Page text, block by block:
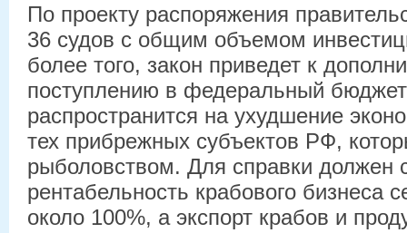
По проекту распоряжения
36 судов с общим объемом
более того, закон приведет к
поступлению в федеральный
распространится на ухудшение
тех прибрежных субъектов РФ,
рыболовством. Для справки должен
рентабельность крабового бизнеса
около 100%, а экспорт крабов и